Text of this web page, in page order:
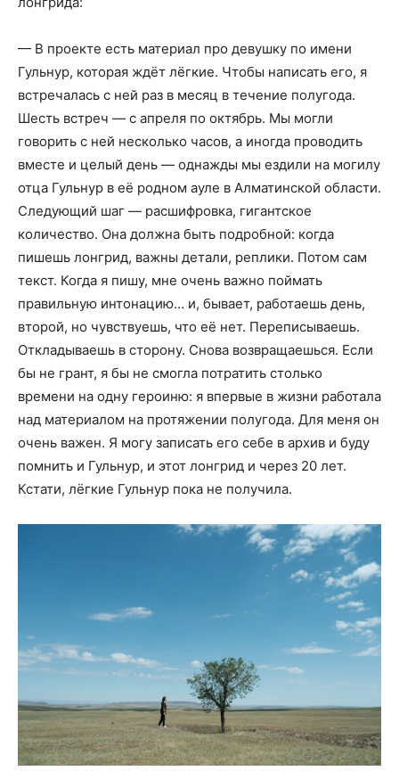
— В проекте есть материал про девушку по имени
Гульнур, которая ждёт лёгкие. Чтобы написать его, я
встречалась с ней раз в месяц в течение полугода.
Шесть встреч — с апреля по октябрь. Мы могли
говорить с ней несколько часов, а иногда проводить
вместе и целый день — однажды мы ездили на могилу
отца Гульнур в её родном ауле в Алматинской области.
Следующий шаг — расшифровка, гигантское
количество. Она должна быть подробной: когда
пишешь лонгрид, важны детали, реплики. Потом сам
текст. Когда я пишу, мне очень важно поймать
правильную интонацию… и, бывает, работаешь день,
второй, но чувствуешь, что её нет. Переписываешь.
Откладываешь в сторону. Снова возвращаешься. Если
бы не грант, я бы не смогла потратить столько
времени на одну героиню: я впервые в жизни работала
над материалом на протяжении полугода. Для меня он
очень важен. Я могу записать его себе в архив и буду
помнить и Гульнур, и этот лонгрид и через 20 лет.
Кстати, лёгкие Гульнур пока не получила.